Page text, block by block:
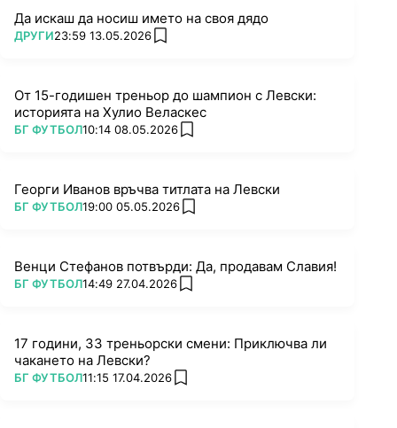
Да искаш да носиш името на своя дядо
ПОВЕЧЕ ОТ
ДРУГИ23:59 13.05.2026 add favorites
От 15-годишен треньор до шампион с Левски:
историята на Хулио Веласкес
ПОВЕЧЕ ОТ
БГ ФУТБОЛ10:14 08.05.2026 add favorites
Георги Иванов връчва титлата на Левски
ПОВЕЧЕ ОТ
БГ ФУТБОЛ19:00 05.05.2026 add favorites
Венци Стефанов потвърди: Да, продавам Славия!
ПОВЕЧЕ ОТ
БГ ФУТБОЛ14:49 27.04.2026 add favorites
17 години, 33 треньорски смени: Приключва ли
чакането на Левски?
ПОВЕЧЕ ОТ
БГ ФУТБОЛ11:15 17.04.2026 add favorites